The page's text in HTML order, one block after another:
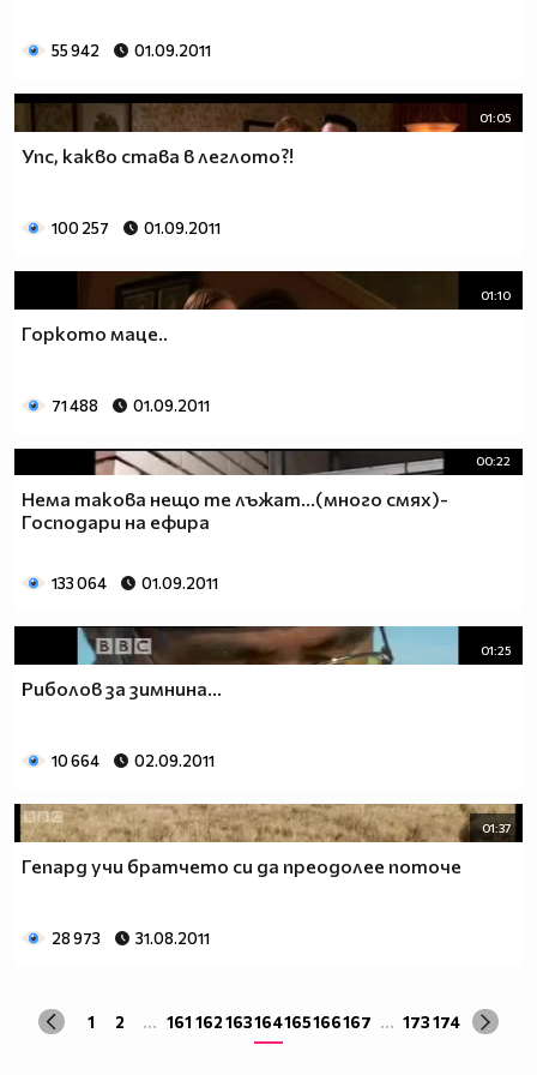
55 942 01.09.2011
01:05
Упс, какво става в леглото?!
100 257 01.09.2011
01:10
Горкото маце..
71 488 01.09.2011
00:22
Нема такова нещо те лъжат...(много смях)-
Господари на ефира
133 064 01.09.2011
01:25
Риболов за зимнина...
10 664 02.09.2011
01:37
Гепард учи братчето си да преодолее поточе
28 973 31.08.2011
1 2 ... 161 162163164165166167 ... 173174